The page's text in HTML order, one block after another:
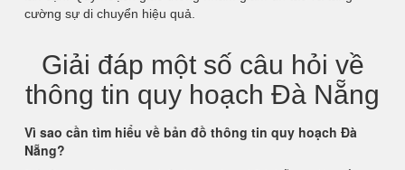
cường sự di chuyển hiệu quả.
Giải đáp một số câu hỏi về
thông tin quy hoạch Đà Nẵng
Vì sao cần tìm hiểu về bản đồ thông tin quy hoạch Đà
Nẵng?